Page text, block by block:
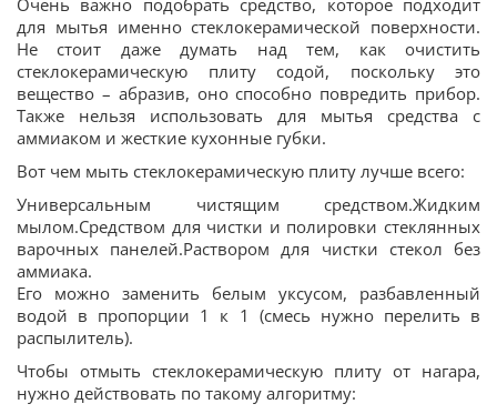
Очень важно подобрать средство, которое подходит
для мытья именно стеклокерамической поверхности.
Не стоит даже думать над тем, как очистить
стеклокерамическую плиту содой, поскольку это
вещество – абразив, оно способно повредить прибор.
Также нельзя использовать для мытья средства с
аммиаком и жесткие кухонные губки.
Вот чем мыть стеклокерамическую плиту лучше всего:
Универсальным чистящим средством.Жидким
мылом.Средством для чистки и полировки стеклянных
варочных панелей.Раствором для чистки стекол без
аммиака.
Его можно заменить белым уксусом, разбавленный
водой в пропорции 1 к 1 (смесь нужно перелить в
распылитель).
Чтобы отмыть стеклокерамическую плиту от нагара,
нужно действовать по такому алгоритму: